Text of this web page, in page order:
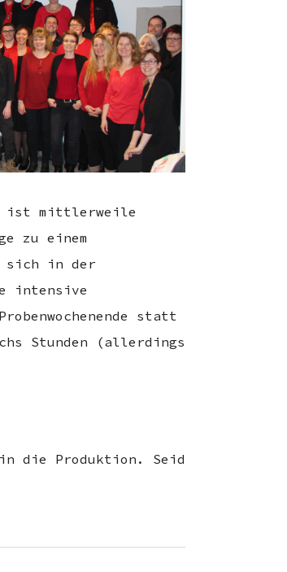
ist mittlerweile
zu einem
sich in der
intensive
statt
Stunden (allerdings
die Produktion. Seid